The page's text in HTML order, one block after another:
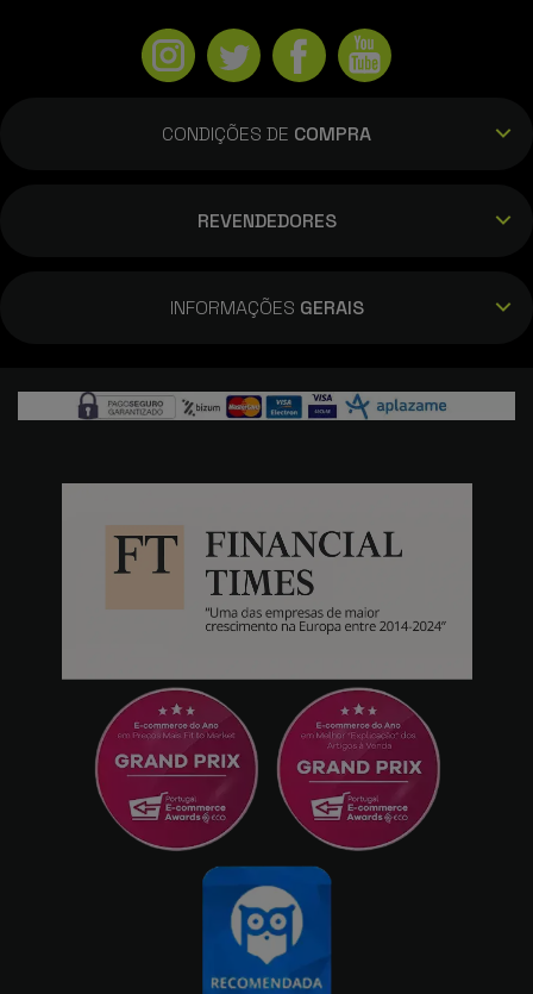
CONDIÇÕES DE COMPRA
REVENDEDORES
INFORMAÇÕES GERAIS